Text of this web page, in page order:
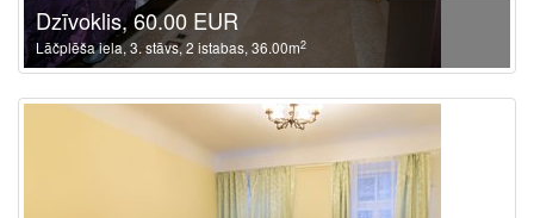
Dzīvoklis, 60.00 EUR
Lāčplēša iela, 3. stāvs, 2 istabas, 36.00m2